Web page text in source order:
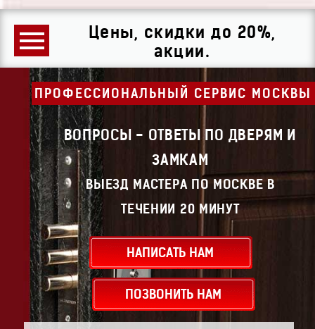
Цены, скидки до 20%,
акции.
ПРОФЕССИОНАЛЬНЫЙ СЕРВИС МОСКВЫ
ВОПРОСЫ - ОТВЕТЫ ПО ДВЕРЯМ И
ЗАМКАМ
ВЫЕЗД МАСТЕРА ПО МОСКВЕ В
ТЕЧЕНИИ 20 МИНУТ
НАПИСАТЬ НАМ
ПОЗВОНИТЬ НАМ